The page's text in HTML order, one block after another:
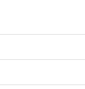
gamma, om het